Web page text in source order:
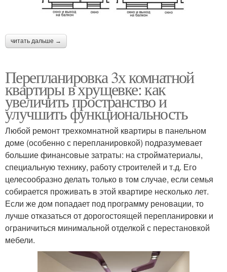
читать дальше →
Перепланировка 3х комнатной
квартиры в хрущевке: как
увеличить пространство и
улучшить функциональность
Любой ремонт трехкомнатной квартиры в панельном
доме (особенно с перепланировкой) подразумевает
большие финансовые затраты: на стройматериалы,
специальную технику, работу строителей и т.д. Его
целесообразно делать только в том случае, если семья
собирается проживать в этой квартире несколько лет.
Если же дом попадает под программу реновации, то
лучше отказаться от дорогостоящей перепланировки и
ограничиться минимальной отделкой с перестановкой
мебели.